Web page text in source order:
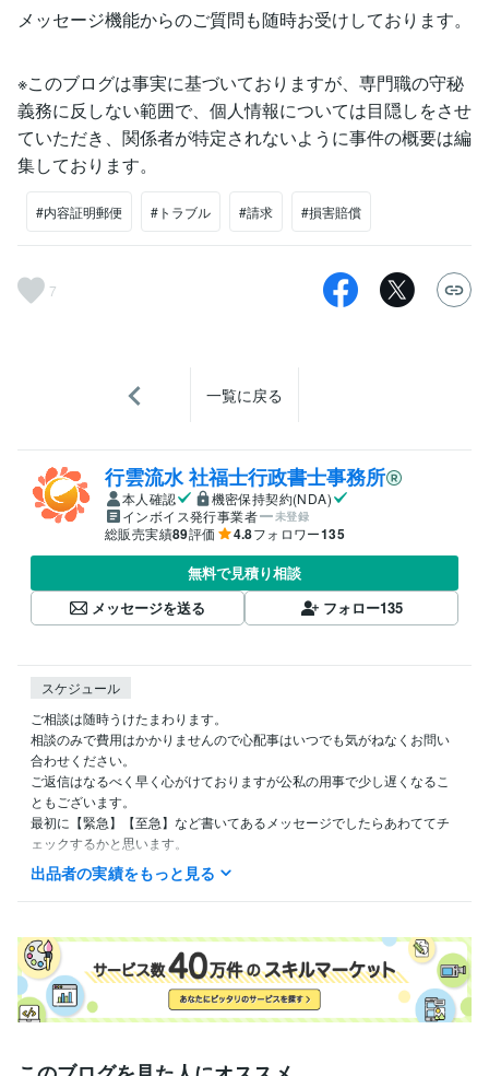
メッセージ機能からのご質問も随時お受けしております。
※このブログは事実に基づいておりますが、専門職の守秘
義務に反しない範囲で、個人情報については目隠しをさせ
ていただき、関係者が特定されないように事件の概要は編
集しております。
#内容証明郵便 #トラブル #請求 #損害賠償
7
一覧に戻る
行雲流水 社福士行政書士事務所
本人確認
機密保持契約(NDA)
インボイス発行事業者
未登録
総販売実績89評価 4.8フォロワー135
無料で見積り相談
メッセージを送る
フォロー135
スケジュール
ご相談は随時うけたまわります。
相談のみで費用はかかりませんので心配事はいつでも気がねなくお問い
合わせください。
ご返信はなるべく早く心がけておりますが公私の用事で少し遅くなるこ
ともございます。
最初に【緊急】【至急】など書いてあるメッセージでしたらあわててチ
ェックするかと思います。
今後ともよろしくお願いいたします。
資格・検定
行政書士 取得年 : 2015年
ファイナンシャル・プランナー（AFP） 取得年 : 2009年
社会福祉士 取得年 : 2018年
宅地建物取引士（旧 宅地建物取引主任者）
出品者の実績をもっと見る